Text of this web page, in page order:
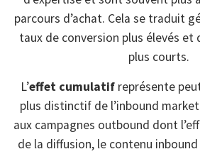
parcours d’achat. Cela se traduit
taux de conversion plus élevés et
plus courts.
L’effet cumulatifreprésente
plus distinctif de l’inbound
aux campagnes outbound dont
de la diffusion, le contenu